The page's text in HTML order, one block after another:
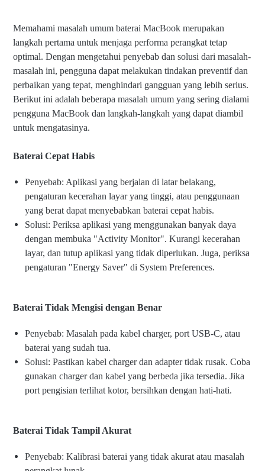
Memahami masalah umum baterai MacBook merupakan
langkah pertama untuk menjaga performa perangkat tetap
optimal. Dengan mengetahui penyebab dan solusi dari masalah-
masalah ini, pengguna dapat melakukan tindakan preventif dan
perbaikan yang tepat, menghindari gangguan yang lebih serius.
Berikut ini adalah beberapa masalah umum yang sering dialami
pengguna MacBook dan langkah-langkah yang dapat diambil
untuk mengatasinya.
Baterai Cepat Habis
Penyebab: Aplikasi yang berjalan di latar belakang,
pengaturan kecerahan layar yang tinggi, atau penggunaan
yang berat dapat menyebabkan baterai cepat habis.
Solusi: Periksa aplikasi yang menggunakan banyak daya
dengan membuka "Activity Monitor". Kurangi kecerahan
layar, dan tutup aplikasi yang tidak diperlukan. Juga, periksa
pengaturan "Energy Saver" di System Preferences.
Baterai Tidak Mengisi dengan Benar
Penyebab: Masalah pada kabel charger, port USB-C, atau
baterai yang sudah tua.
Solusi: Pastikan kabel charger dan adapter tidak rusak. Coba
gunakan charger dan kabel yang berbeda jika tersedia. Jika
port pengisian terlihat kotor, bersihkan dengan hati-hati.
Baterai Tidak Tampil Akurat
Penyebab: Kalibrasi baterai yang tidak akurat atau masalah